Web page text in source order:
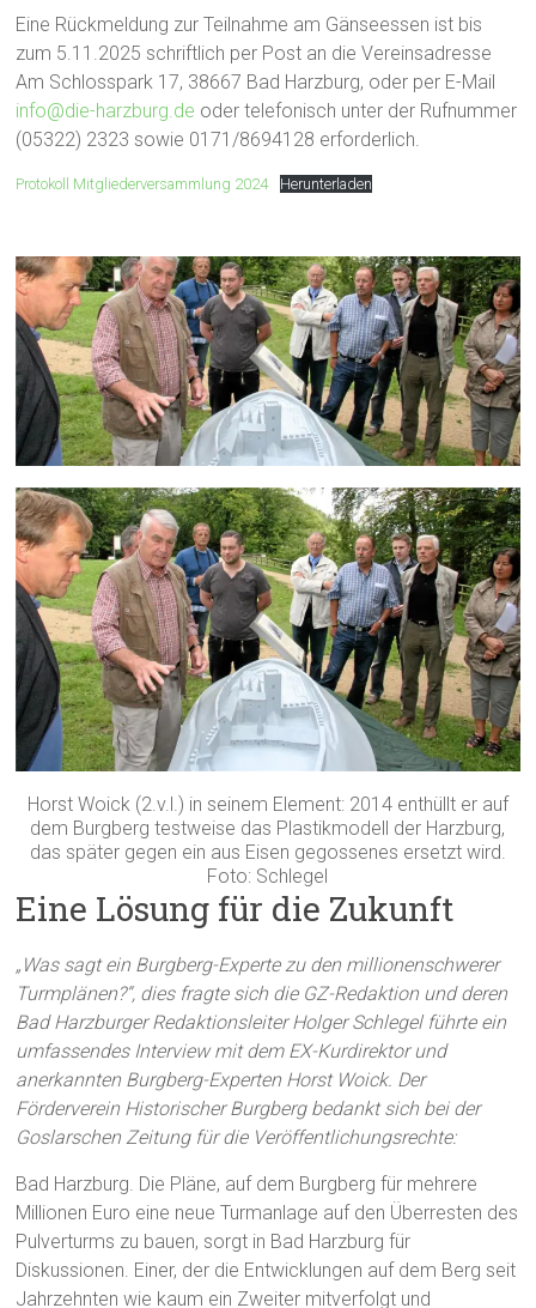
Eine Rückmeldung zur Teilnahme am Gänseessen ist bis
zum 5.11.2025 schriftlich per Post an die Vereinsadresse
Am Schlosspark 17, 38667 Bad Harzburg, oder per E-Mail
info@die-harzburg.de oder telefonisch unter der Rufnummer
(05322) 2323 sowie 0171/8694128 erforderlich.
Protokoll Mitgliederversammlung 2024 Herunterladen
Horst Woick (2.v.l.) in seinem Element: 2014 enthüllt er auf
dem Burgberg testweise das Plastikmodell der Harzburg,
das später gegen ein aus Eisen gegossenes ersetzt wird.
Foto: Schlegel
Eine Lösung für die Zukunft
„Was sagt ein Burgberg-Experte zu den millionenschwerer
Turmplänen?“, dies fragte sich die GZ-Redaktion und deren
Bad Harzburger Redaktionsleiter Holger Schlegel führte ein
umfassendes Interview mit dem EX-Kurdirektor und
anerkannten Burgberg-Experten Horst Woick. Der
Förderverein Historischer Burgberg bedankt sich bei der
Goslarschen Zeitung für die Veröffentlichungsrechte:
Bad Harzburg. Die Pläne, auf dem Burgberg für mehrere
Millionen Euro eine neue Turmanlage auf den Überresten des
Pulverturms zu bauen, sorgt in Bad Harzburg für
Diskussionen. Einer, der die Entwicklungen auf dem Berg seit
Jahrzehnten wie kaum ein Zweiter mitverfolgt und